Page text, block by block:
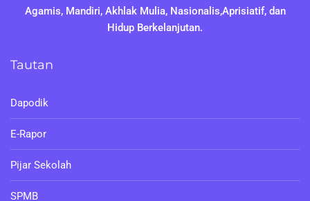
Agamis, Mandiri, Akhlak Mulia, Nasionalis,Aprisiatif, dan
Hidup Berkelanjutan.
Tautan
Dapodik
E-Rapor
Pijar Sekolah
SPMB